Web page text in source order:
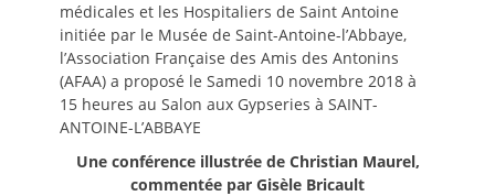
médicales et les Hospitaliers de Saint Antoine
initiée par le Musée de Saint-Antoine-l’Abbaye,
l’Association Française des Amis des Antonins
(AFAA) a proposé le Samedi 10 novembre 2018 à
15 heures au Salon aux Gypseries à SAINT-
ANTOINE-L’ABBAYE
Une conférence illustrée de Christian Maurel,
commentée par Gisèle Bricault